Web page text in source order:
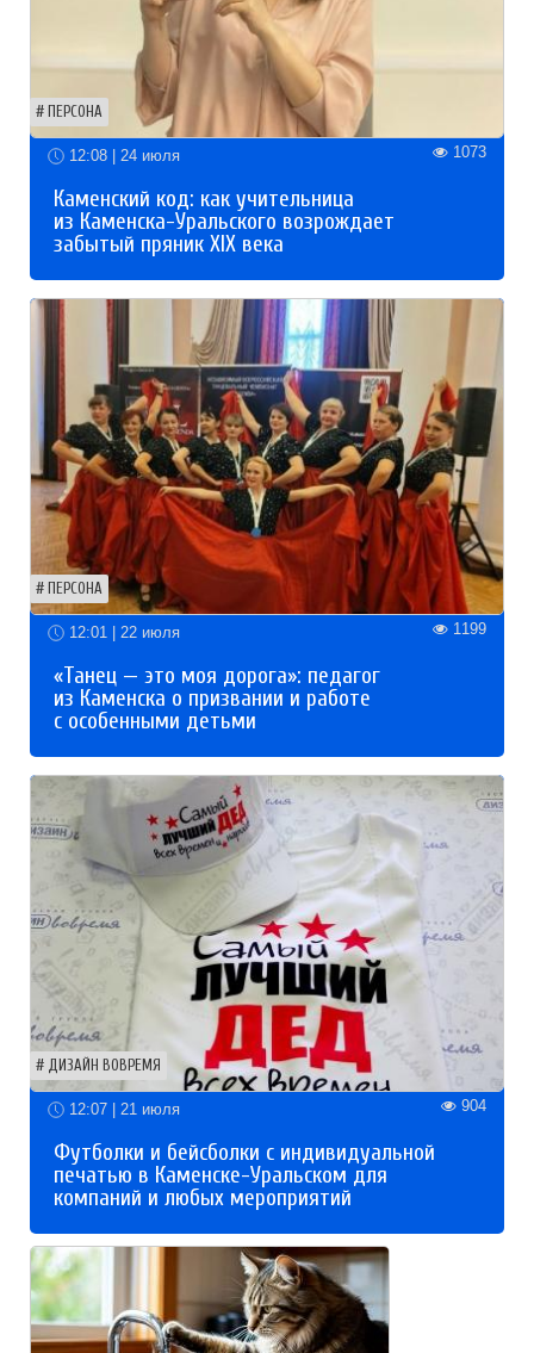
ПЕРСОНА
12:08 | 24 июля 1073
Каменский код: как учительница
из Каменска-Уральского возрождает
забытый пряник XIX века
ПЕРСОНА
12:01 | 22 июля 1199
«Танец — это моя дорога»: педагог
из Каменска о призвании и работе
с особенными детьми
ДИЗАЙН ВОВРЕМЯ
12:07 | 21 июля 904
Футболки и бейсболки с индивидуальной
печатью в Каменске-Уральском для
компаний и любых мероприятий